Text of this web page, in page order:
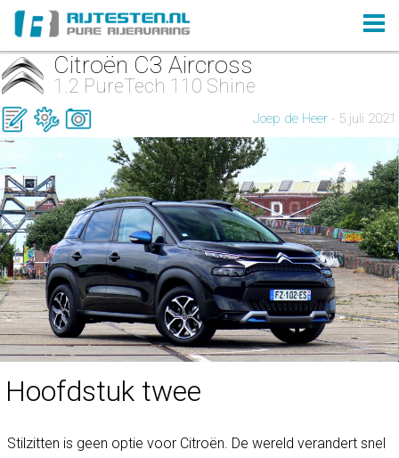
Citroën C3 Aircross
1.2 PureTech 110 Shine
Joep de Heer - 5 juli 2021
Hoofdstuk twee
Stilzitten is geen optie voor Citroën. De wereld verandert snel